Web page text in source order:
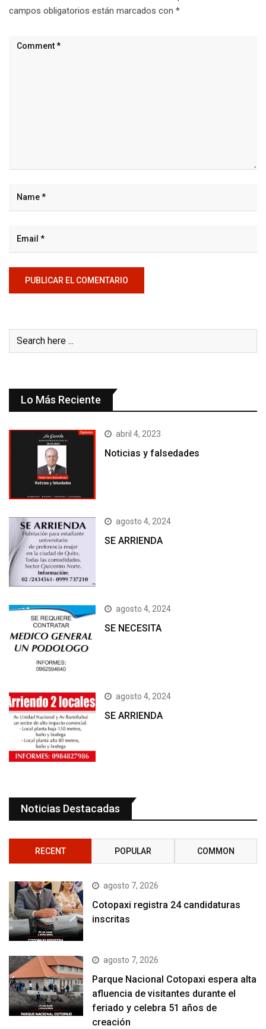
campos obligatorios están marcados con *
Lo Más Reciente
abril 4, 2023
Noticias y falsedades
agosto 4, 2024
SE ARRIENDA
agosto 4, 2024
SE NECESITA
agosto 4, 2024
SE ARRIENDA
Noticias Destacadas
RECENT POPULAR COMMON
agosto 7, 2026
Cotopaxi registra 24 candidaturas
inscritas
agosto 7, 2026
Parque Nacional Cotopaxi espera alta
afluencia de visitantes durante el
feriado y celebra 51 años de
creación